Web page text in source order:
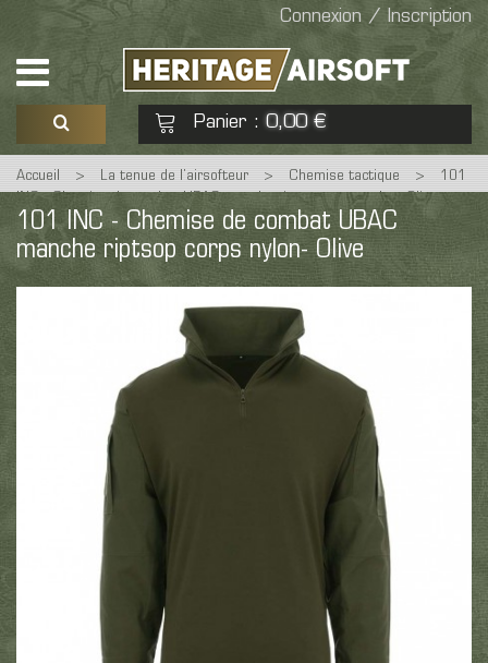
Connexion / Inscription
Panier : 0,00 €
Voir mon panier Commander
Aucun produit
Accueil > La tenue de l’airsofteur > Chemise tactique >
101
INC - Chemise de combat UBAC manche riptsop corps nylon- Olive
101 INC - Chemise de combat UBAC
manche riptsop corps nylon- Olive